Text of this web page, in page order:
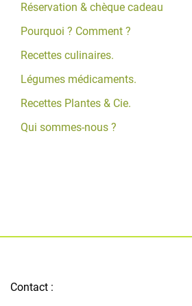
Réservation & chèque cadeau
Pourquoi ? Comment ?
Recettes culinaires.
Légumes médicaments.
Recettes Plantes & Cie.
Qui sommes-nous ?
Contact :